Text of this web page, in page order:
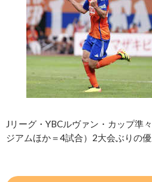
Jリーグ・YBCルヴァン・カップ準
ジアムほか＝4試合）2大会ぶりの